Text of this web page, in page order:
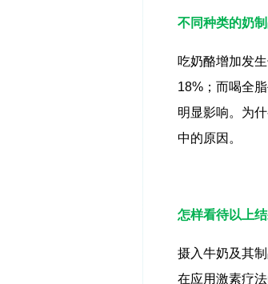
不同种类的奶
吃奶酪增加发
18%；而喝全
明显影响。为
中的原因。
怎样看待以上结
摄入牛奶及其
在应用激素疗